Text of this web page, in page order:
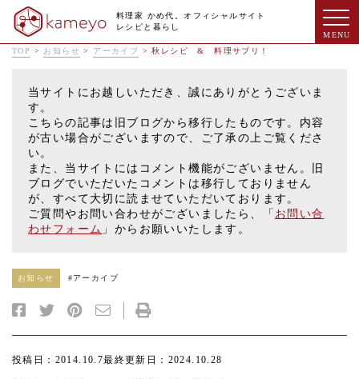
料理家 かめ代。オフィシャルサイト
レシピと暮らし
TOP > お知らせ > アーカイブ >秋レシピ & 料理サプリ！
当サイトにお越しいただき、誠にありがとうございま
す。
こちらの記事は旧ブログから移行したものです。内容
が古い場合がございますので、ご了承の上ご覧くださ
い。
また、当サイトにはコメント機能がございません。旧
ブログでいただいたコメントは移行しておりません
が、すべて大切に読ませていただいております。
ご質問やお問い合わせがございましたら、「 お問い合
わせフォーム 」からお願いいたします。
お知らせ #アーカイブ
投稿日：2014.10.7最終更新日：2024.10.28